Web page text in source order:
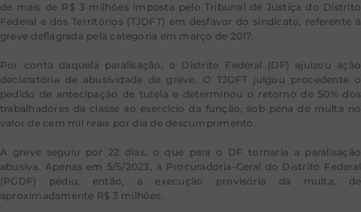
de mais de R$ 3 milhões imposta pelo Tribunal de Justiça do Distrito
Federal e dos Territórios (TJDFT) em desfavor do sindicato, referente à
greve deflagrada pela categoria em março de 2017.
Por conta daquela paralisação, o Distrito Federal (DF) ajuizou ação
declaratória de abusividade de greve. O TJDFT julgou procedente o
pedido de antecipação de tutela e determinou o retorno de 50% dos
trabalhadores da classe ao exercício da função, sob pena de multa no
valor de cem mil reais por dia de descumprimento.
A greve seguiu por 22 dias, o que para o DF tornaria a paralisação
abusiva. Apenas em 5/5/2023, a Procuradoria-Geral do Distrito Federal
(PGDF) pediu, então, a execução provisória da multa, de
aproximadamente R$ 3 milhões.